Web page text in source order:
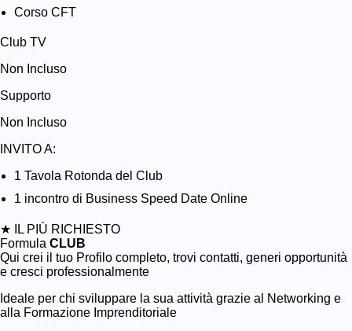
Corso CFT
Club TV
Non Incluso
Supporto
Non Incluso
INVITO A:
1 Tavola Rotonda del Club
1 incontro di Business Speed Date Online
★ IL PIÙ RICHIESTO
Formula CLUB
Qui crei il tuo Profilo completo, trovi contatti, generi opportunità
e cresci professionalmente
Ideale per chi sviluppare la sua attività grazie al Networking e
alla Formazione Imprenditoriale